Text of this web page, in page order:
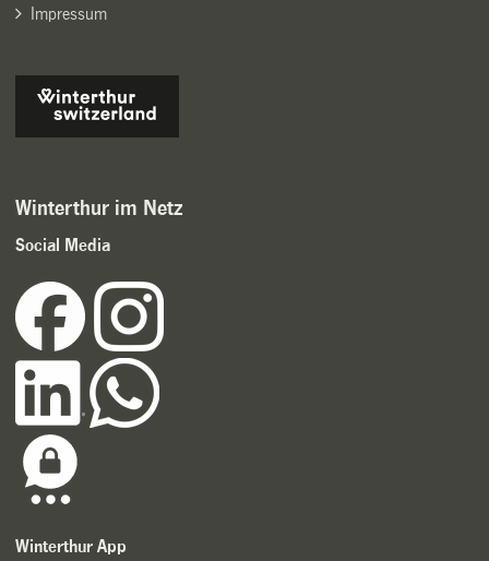
Impressum
Winterthur im Netz
Social Media
Winterthur App